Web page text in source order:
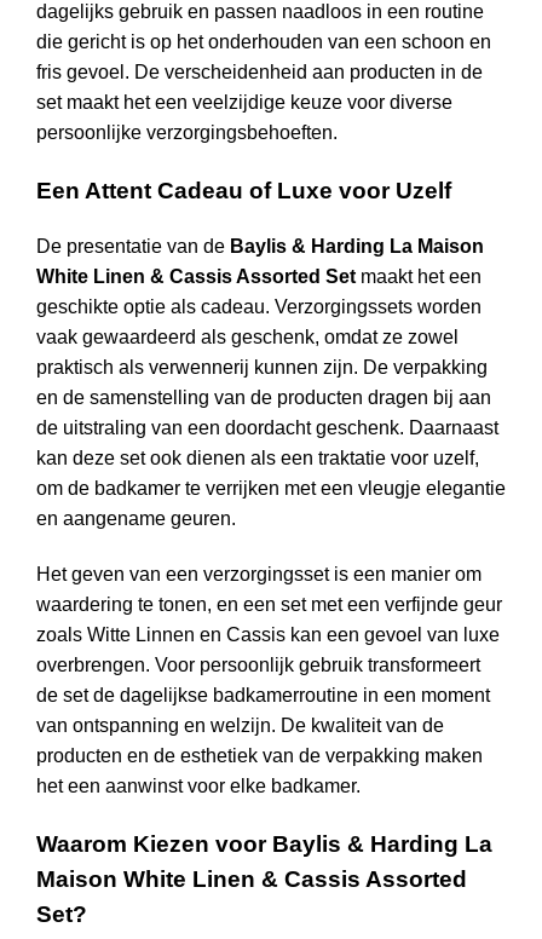
dagelijks gebruik en passen naadloos in een routine
die gericht is op het onderhouden van een schoon en
fris gevoel. De verscheidenheid aan producten in de
set maakt het een veelzijdige keuze voor diverse
persoonlijke verzorgingsbehoeften.
Een Attent Cadeau of Luxe voor Uzelf
De presentatie van de Baylis & Harding La Maison
White Linen & Cassis Assorted Set maakt het een
geschikte optie als cadeau. Verzorgingssets worden
vaak gewaardeerd als geschenk, omdat ze zowel
praktisch als verwennerij kunnen zijn. De verpakking
en de samenstelling van de producten dragen bij aan
de uitstraling van een doordacht geschenk. Daarnaast
kan deze set ook dienen als een traktatie voor uzelf,
om de badkamer te verrijken met een vleugje elegantie
en aangename geuren.
Het geven van een verzorgingsset is een manier om
waardering te tonen, en een set met een verfijnde geur
zoals Witte Linnen en Cassis kan een gevoel van luxe
overbrengen. Voor persoonlijk gebruik transformeert
de set de dagelijkse badkamerroutine in een moment
van ontspanning en welzijn. De kwaliteit van de
producten en de esthetiek van de verpakking maken
het een aanwinst voor elke badkamer.
Waarom Kiezen voor Baylis & Harding La
Maison White Linen & Cassis Assorted
Set?